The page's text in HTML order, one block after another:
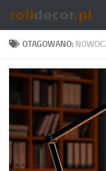
Skip to content
OTAGOWANO: